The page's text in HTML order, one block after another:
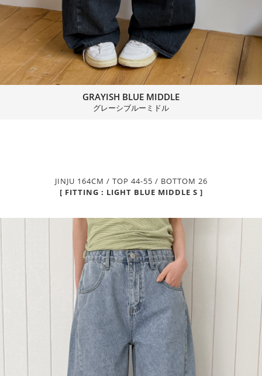
GRAYISH BLUE MIDDLE
グレーシブルーミドル
JINJU 164CM / TOP 44-55 / BOTTOM 26
[ FITTING : LIGHT BLUE MIDDLE S ]